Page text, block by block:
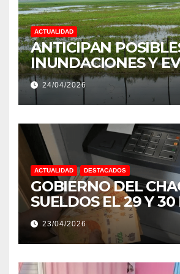
ACTUALIDAD
ANTICIPAN
INUNDACIONES Y
EXTREMOS:
NIÑO MUY
24/04/2026
ACTUALIDAD DESTACADOS
GOBIERNO DEL
SUELDOS EL 29 Y 30
ABRIL, CON EL 2%
AUMENTO
23/04/2026